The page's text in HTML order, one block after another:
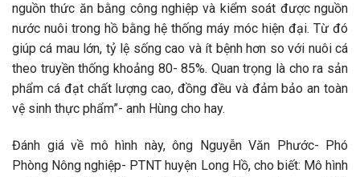
nguồn thức ăn bằng công nghiệp và kiểm soát được nguồn
nước nuôi trong hồ bằng hệ thống máy móc hiện đại. Từ đó
giúp cá mau lớn, tỷ lệ sống cao và ít bệnh hơn so với nuôi cá
theo truyền thống khoảng 80- 85%. Quan trọng là cho ra sản
phẩm cá đạt chất lượng cao, đồng đều và đảm bảo an toàn
vệ sinh thực phẩm”- anh Hùng cho hay.
Đánh giá về mô hình này, ông Nguyễn Văn Phước- Phó
Phòng Nông nghiệp- PTNT huyện Long Hồ, cho biết: Mô hình